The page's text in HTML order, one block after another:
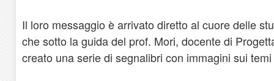
Il loro messaggio è arrivato diretto al cuore delle
che sotto la guida del prof. Mori, docente di
creato una serie di segnalibri con immagini sui